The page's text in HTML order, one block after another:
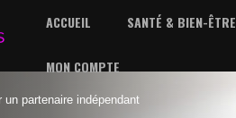
ACCUEIL SANTÉ & BIEN-ÊTRE
MON COMPTE
partenaire indépendant